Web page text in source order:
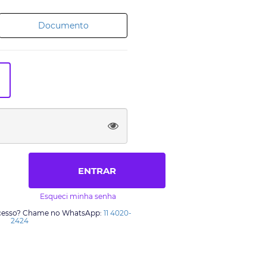
de altíssima
cada vez
Documento
ENTRAR
Esqueci minha senha
Chame no WhatsApp: 11 4020-
2424